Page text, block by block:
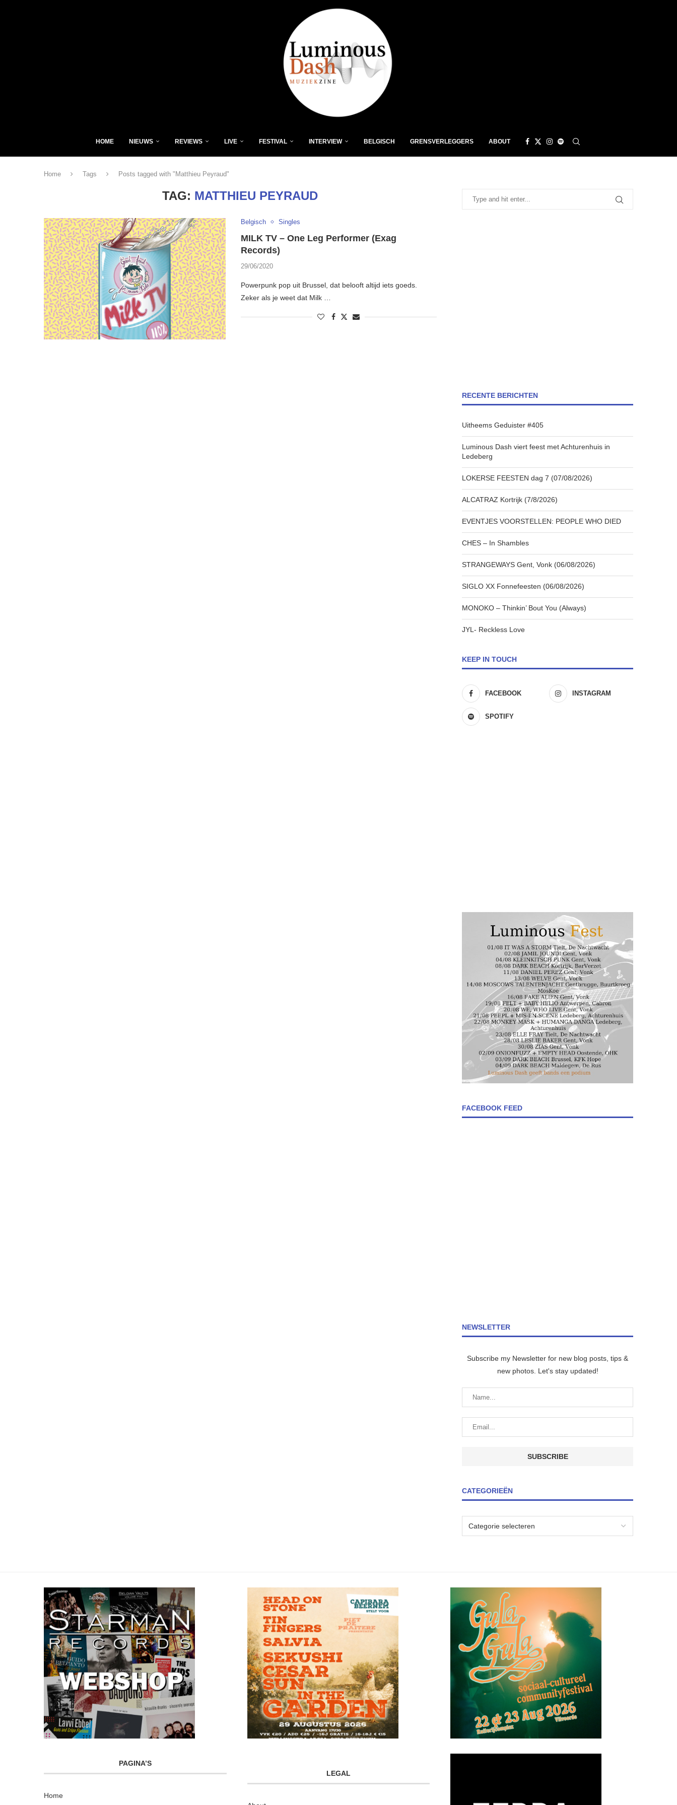
HOME NIEUWS REVIEWS LIVE FESTIVAL INTERVIEW BELGISCH GRENSVERLEGGERS ABOUT
Home Tags Posts tagged with "Matthieu Peyraud"
TAG: MATTHIEU PEYRAUD
Belgisch Singles
MILK TV – One Leg Performer (Exag
Records)
29/06/2020
Powerpunk pop uit Brussel, dat belooft altijd iets goeds.
Zeker als je weet dat Milk …
RECENTE BERICHTEN
Uitheems Geduister #405
Luminous Dash viert feest met Achturenhuis in
Ledeberg
LOKERSE FEESTEN dag 7 (07/08/2026)
ALCATRAZ Kortrijk (7/8/2026)
EVENTJES VOORSTELLEN: PEOPLE WHO DIED
CHES – In Shambles
STRANGEWAYS Gent, Vonk (06/08/2026)
SIGLO XX Fonnefeesten (06/08/2026)
MONOKO – Thinkin’ Bout You (Always)
JYL- Reckless Love
KEEP IN TOUCH
FACEBOOK INSTAGRAM
SPOTIFY
FACEBOOK FEED
NEWSLETTER
Subscribe my Newsletter for new blog posts, tips &
new photos. Let's stay updated!
CATEGORIEËN
PAGINA’S
Home
LEGAL